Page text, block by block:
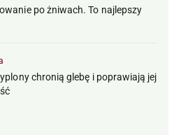
po żniwach. To najlepszy
chronią glebę i poprawiają jej